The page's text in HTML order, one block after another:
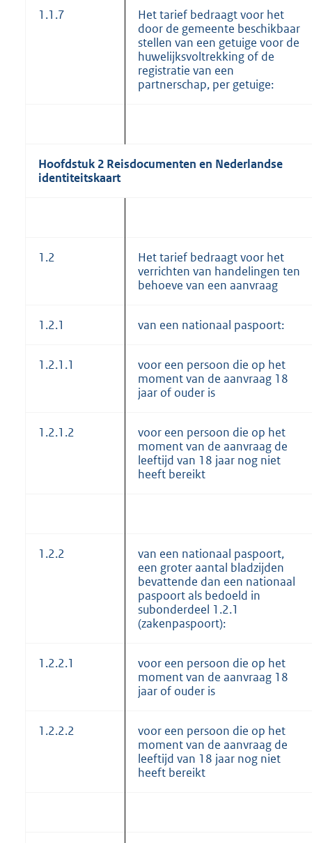
1.1.7
Het tarief bedraagt voor het
door de gemeente beschikbaar
stellen van een getuige voor de
huwelijksvoltrekking of de
registratie van een
partnerschap, per getuige:
Hoofdstuk 2 Reisdocumenten en Nederlandse
identiteitskaart
1.2
Het tarief bedraagt voor het
verrichten van handelingen ten
behoeve van een aanvraag
1.2.1 van een nationaal paspoort:
1.2.1.1
voor een persoon die op het
moment van de aanvraag 18
jaar of ouder is
1.2.1.2
voor een persoon die op het
moment van de aanvraag de
leeftijd van 18 jaar nog niet
heeft bereikt
1.2.2
van een nationaal paspoort,
een groter aantal bladzijden
bevattende dan een nationaal
paspoort als bedoeld in
subonderdeel 1.2.1
(zakenpaspoort):
1.2.2.1
voor een persoon die op het
moment van de aanvraag 18
jaar of ouder is
1.2.2.2
voor een persoon die op het
moment van de aanvraag de
leeftijd van 18 jaar nog niet
heeft bereikt